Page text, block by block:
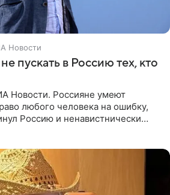
Новости
пускать в Россию тех, кто
Новости. Россияне умеют
любого человека на ошибку,
Россию и ненавистнически